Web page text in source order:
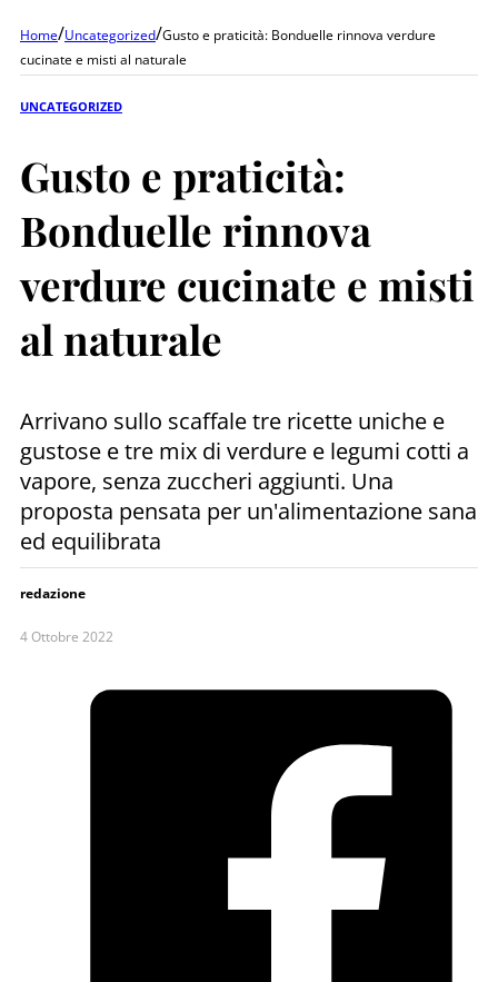
Home/Uncategorized/Gusto e praticità: Bonduelle rinnova verdure
cucinate e misti al naturale
UNCATEGORIZED
Gusto e praticità:
Bonduelle rinnova
verdure cucinate e misti
al naturale
Arrivano sullo scaffale tre ricette uniche e
gustose e tre mix di verdure e legumi cotti a
vapore, senza zuccheri aggiunti. Una
proposta pensata per un'alimentazione sana
ed equilibrata
redazione
4 Ottobre 2022